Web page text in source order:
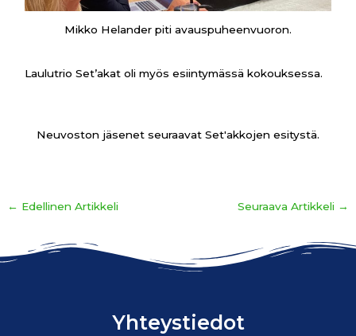
Mikko Helander piti avauspuheenvuoron.
Laulutrio Set’akat oli myös esiintymässä kokouksessa.
Neuvoston jäsenet seuraavat Set'akkojen esitystä.
← Edellinen Artikkeli Seuraava Artikkeli →
Yhteystiedot